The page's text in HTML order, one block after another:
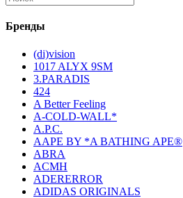
Бренды
(di)vision
1017 ALYX 9SM
3.PARADIS
424
A Better Feeling
A-COLD-WALL*
A.P.C.
AAPE BY *A BATHING APE®
ABRA
ACMH
ADERERROR
ADIDAS ORIGINALS